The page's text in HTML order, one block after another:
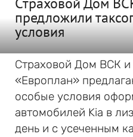
предложили
условия
Страховой Дом ВСК и
«Европлан»
особые условия
автомобилей Kia в
день и с усеченным